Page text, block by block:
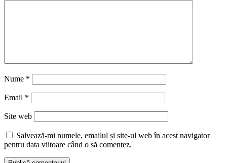
Nume *
Email *
Site web
Salvează-mi numele, emailul și site-ul web în acest navigator
pentru data viitoare când o să comentez.